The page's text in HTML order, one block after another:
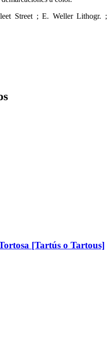
Street ; E. Weller Lithogr. ;
[Tartús o Tartous]